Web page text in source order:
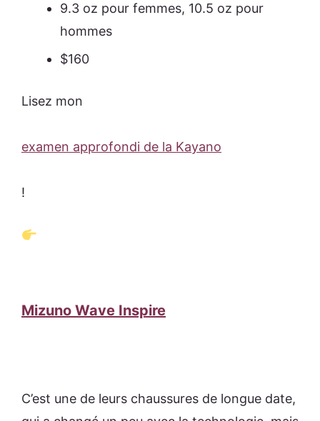
9.3 oz pour femmes, 10.5 oz pour
hommes
$160
Lisez mon
examen approfondi de la Kayano
!
Mizuno Wave Inspire
C’est une de leurs chaussures de longue date,